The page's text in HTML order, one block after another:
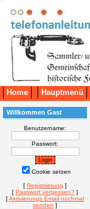
Home Hauptmenü
Willkommen Gast
Benutzername:
Passwort:
Cookie setzen
[ Registrierung ]
[ Passwort vergessen? ]
[Aktivierungs Email nochmal
senden ]